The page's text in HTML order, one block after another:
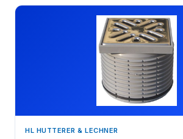
HL HUTTERER & LECHNER